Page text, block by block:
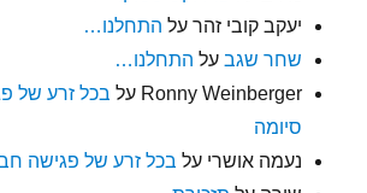
יעקב קובי זהר על התחלנו…
שחר שגב על התחלנו…
Ronny Weinberger על בכל זרע של
סיומה
נעמה אושרי על בכל זרע של פגישה